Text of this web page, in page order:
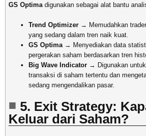
GS Optima digunakan sebagai alat bantu
Trend Optimizer → Memudahkan
yang sedang dalam tren naik kuat.
GS Optima → Menyediakan data
pergerakan saham berdasarkan tren
Big Wave Indicator → Digunakan
transaksi di saham tertentu dan
sedang mengendalikan pasar.
5. Exit Strategy:
Keluar dari Saham?